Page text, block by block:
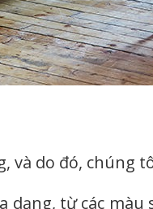
do đó, chúng
dạng, từ các